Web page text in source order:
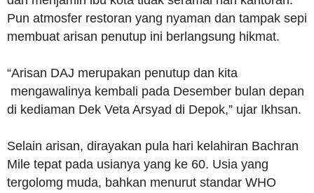
Pun atmosfer restoran yang nyaman dan tampak sepi
membuat arisan penutup ini berlangsung hikmat.
“Arisan DAJ merupakan penutup dan kita
mengawalinya kembali pada Desember bulan depan
di kediaman Dek Veta Arsyad di Depok,” ujar Ikhsan.
Selain arisan, dirayakan pula hari kelahiran Bachran
Mile tepat pada usianya yang ke 60. Usia yang
tergolomg muda, bahkan menurut standar WHO